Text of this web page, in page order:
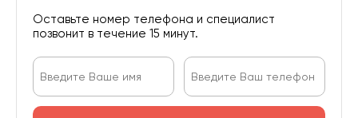
Оставьте номер телефона и специалист
позвонит в течение 15 минут.